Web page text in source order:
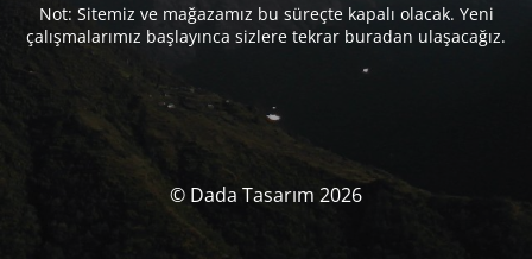
Not: Sitemiz ve mağazamız bu süreçte kapalı olacak. Yeni
çalışmalarımız başlayınca sizlere tekrar buradan ulaşacağız.
© Dada Tasarım 2026